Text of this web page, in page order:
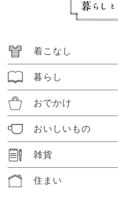
着こなし
暮らし
おでかけ
おいしいもの
雑貨
住まい